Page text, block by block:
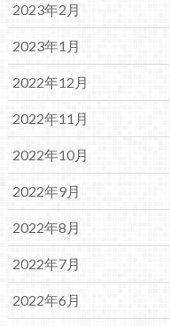
2023年2月
2023年1月
2022年12月
2022年11月
2022年10月
2022年9月
2022年8月
2022年7月
2022年6月